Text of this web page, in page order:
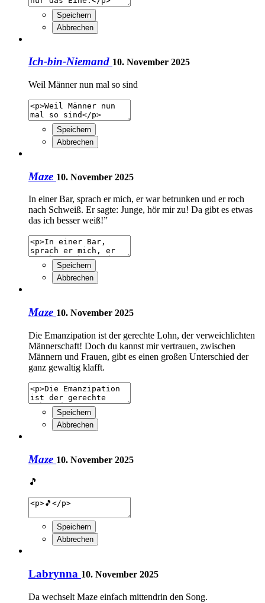
Speichern
Abbrechen
Ich-bin-Niemand 10. November 2025
Weil Männer nun mal so sind
Speichern
Abbrechen
Maze 10. November 2025
In einer Bar, sprach er mich, er war betrunken und er roch
nach Schweiß. Er sagte: Junge, hör mir zu! Da gibt es etwas
das ich besser weiß!”
Speichern
Abbrechen
Maze 10. November 2025
Die Emanzipation ist der gerechte Lohn, der verweichlichten
Männerschaft! Doch du kannst mir vertrauen, zwischen
Männern und Frauen, gibt es einen großen Unterschied der
ganz gewaltig klafft.
Speichern
Abbrechen
Maze 10. November 2025
🎵
Speichern
Abbrechen
Labrynna 10. November 2025
Da wechselt Maze einfach mittendrin den Song.